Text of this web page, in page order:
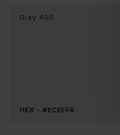
Gray 400
HEX - #ECEFF6